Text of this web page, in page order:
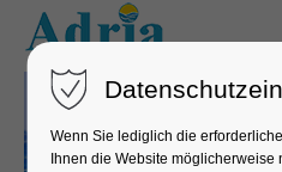
Wenn Sie lediglich die
Ihnen die Website